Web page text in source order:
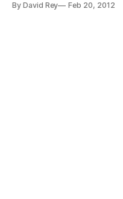
desarrolladores de
By David Rey Feb 20, 2012